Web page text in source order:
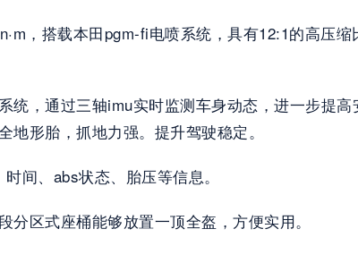
，搭载本田pgm-fi电喷系统，具有12:1的高压缩
，通过三轴imu实时监测车身动态，进一步提
形胎，抓地力强。提升驾驶稳定。
间、abs状态、胎压等信息。
区式座桶能够放置一顶全盔，方便实用。